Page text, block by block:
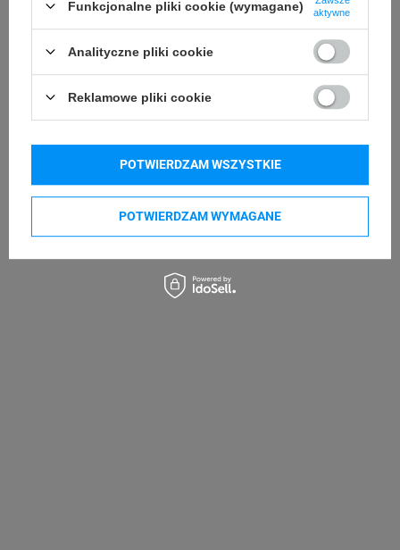
Godex RT700 Godex RT700i
Godex ZX1600i Godex GE300
Kupowane razem
Funkcjonalne pliki cookie (wymagane)
aktywne
Analityczne pliki cookie
Reklamowe pliki cookie
POTWIERDZAM WYMAGANE
POTWIERDZAM WSZYSTKIE